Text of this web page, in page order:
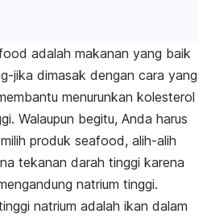
adalah makanan yang baik
jika dimasak dengan cara yang
menurunkan kolesterol
Walaupun begitu, Anda harus
produk seafood, alih-alih
tekanan darah tinggi karena
natrium tinggi.
natrium adalah ikan dalam